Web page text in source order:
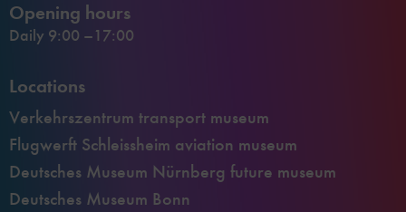
Opening hours
Daily 9:00 –17:00
Locations
Verkehrszentrum transport museum
Flugwerft Schleissheim aviation museum
Deutsches Museum Nürnberg future museum
Deutsches Museum Bonn